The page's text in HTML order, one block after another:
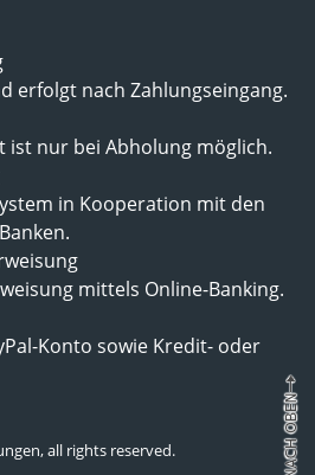
erfolgt nach Zahlungseingang.
ist nur bei Abholung möglich.
in Kooperation mit den
mittels Online-Banking.
Konto sowie Kredit- oder
all rights reserved.